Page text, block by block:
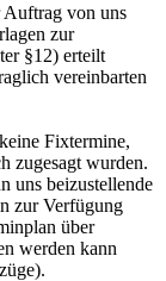
Auftrag von uns
zur
§12) erteilt
vereinbarten
Fixtermine,
zugesagt wurden.
uns beizustellende
zur Verfügung
über
werden kann